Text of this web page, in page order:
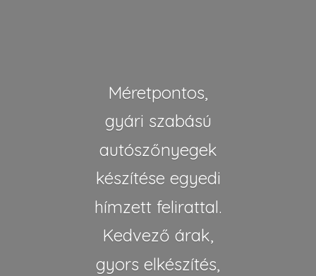
Méretpontos,
gyári szabású
autószőnyegek
készítése egyedi
hímzett felirattal.
Kedvező árak,
gyors elkészítés,